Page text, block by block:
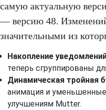
самую актуальную
— версию 48.
значительными из
Накопление
теперь сгруппированы
Динамическая тройная
анимация и уменьшенные
улучшениям Mutter.